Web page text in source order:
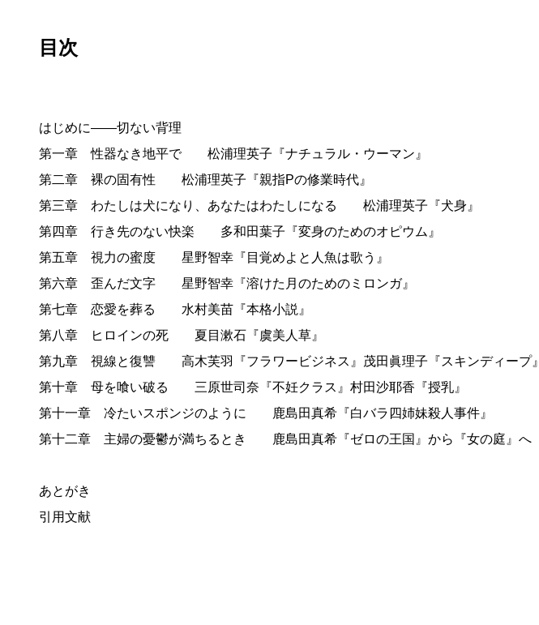
目次
はじめに——切ない背理
第一章 性器なき地平で 松浦理英子『ナチュラル・ウーマン』
第二章 裸の固有性 松浦理英子『親指Pの修業時代』
第三章 わたしは犬になり、あなたはわたしになる 松浦理英子『犬身』
第四章 行き先のない快楽 多和田葉子『変身のためのオピウム』
第五章 視力の蜜度 星野智幸『目覚めよと人魚は歌う』
第六章 歪んだ文字 星野智幸『溶けた月のためのミロンガ』
第七章 恋愛を葬る 水村美苗『本格小説』
第八章 ヒロインの死 夏目漱石『虞美人草』
第九章 視線と復讐 高木芙羽『フラワービジネス』茂田眞理子『スキンディープ』
第十章 母を喰い破る 三原世司奈『不妊クラス』村田沙耶香『授乳』
第十一章 冷たいスポンジのように 鹿島田真希『白バラ四姉妹殺人事件』
第十二章 主婦の憂鬱が満ちるとき 鹿島田真希『ゼロの王国』から『女の庭』へ
あとがき
引用文献